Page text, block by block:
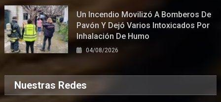
Un Incendio Movilizó A Bomberos De
Pavón Y Dejó Varios Intoxicados Por
Inhalación De Humo
04/08/2026
Nuestras Redes